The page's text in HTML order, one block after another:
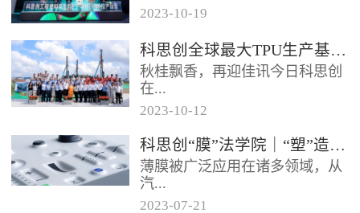
布其全球首条物理回收（MCR）
聚碳酸酯专用生产线已在上海一
体化基地正式投产每年将生产超
过2...
2023-10-19
科思创全球最大TPU生产基地在珠海破土动工
秋桂飘香，再迎佳讯今日科思创
在...
广东珠海正式开工建设其全球最
大热塑性聚氨酯（TPU）生产基
地进一步扩大在华南的产业布局
抓住...
2023-10-12
科思创“膜”法学院｜“塑”造轻薄耐用的 IME 组件
薄膜被广泛应用在诸多领域，从
汽...
2023-07-21